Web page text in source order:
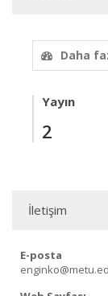
Daha
Yayın
2
İletişim
E-posta